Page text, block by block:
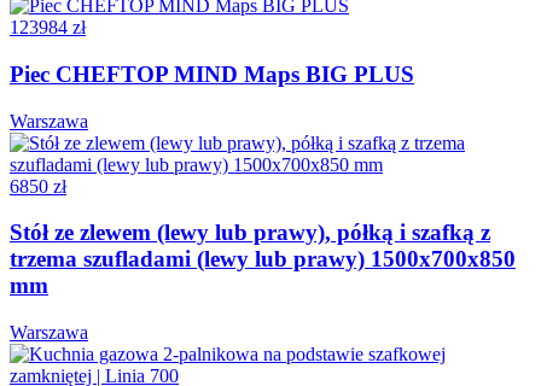
123984 zł
Piec CHEFTOP MIND Maps BIG PLUS
Warszawa
6850 zł
Stół ze zlewem (lewy lub prawy), półką i szafką z
trzema szufladami (lewy lub prawy) 1500x700x850
mm
Warszawa